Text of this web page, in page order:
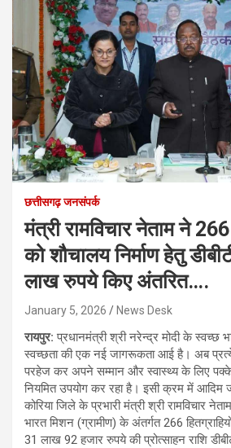
छत्तीसगढ़ जनसंपर्क
मंत्री रामविचार नेताम ने 266
को शौचालय निर्माण हेतु
लाख रुपये किए अंतरित….
January 5, 2026 News Desk
रायपुर:प्रधानमंत्री श्री नरेन्द्र मोदी के स्वच्छ
स्वच्छता की एक नई जागरूकता आई है। अब
परहेज कर अपने सम्मान और स्वास्थ्य के लिए पक्के
नियमित उपयोग कर रहा है। इसी क्रम में आदिम
कोरिया जिले के प्रभारी मंत्री श्री रामविचार
भारत मिशन (ग्रामीण) के अंतर्गत 266
31 लाख 92 हजार रुपये की प्रोत्साहन राशि